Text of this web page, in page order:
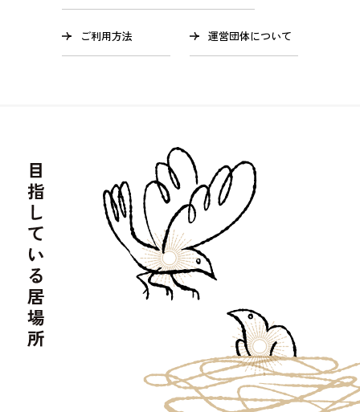
ご利用方法 運営団体について